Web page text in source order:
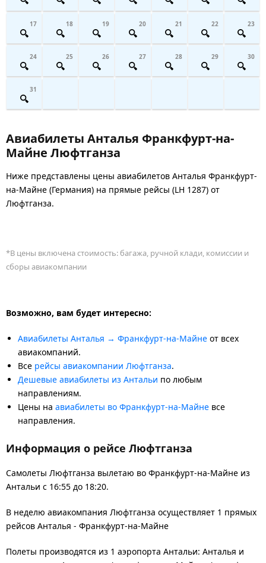
17 18 19 20 21 22 23
24 25 26 27 28 29 30
31
Авиабилеты Анталья Франкфурт-на-
Майне Люфтганза
Ниже представлены цены авиабилетов Анталья Франкфурт-
на-Майне (Германия) на прямые рейсы (LH 1287) от
Люфтганза.
*В цены включена стоимость: багажа, ручной клади, комиссии и
сборы авиакомпании
Возможно, вам будет интересно:
Авиабилеты Анталья → Франкфурт-на-Майне от всех
авиакомпаний.
Все рейсы авиакомпании Люфтганза.
Дешевые авиабилеты из Антальи по любым
направлениям.
Цены на авиабилеты во Франкфурт-на-Майне все
направления.
Информация о рейсе Люфтганза
Самолеты Люфтганза вылетаю во Франкфурт-на-Майне из
Антальи с 16:55 до 18:20.
В неделю авиакомпания Люфтганза осуществляет 1 прямых
рейсов Анталья - Франкфурт-на-Майне
Полеты производятся из 1 аэропорта Антальи: Анталья и